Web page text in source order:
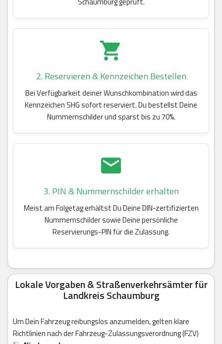
2. Reservieren & Kennzeichen Bestellen
Bei Verfügbarkeit deiner Wunschkombination wird das
Kennzeichen SHG sofort reserviert. Du bestellst Deine
Nummernschilder und sparst bis zu 70%.
3. PIN & Nummernschilder erhalten
Meist am Folgetag erhältst Du Deine DIN-zertifizierten
Nummernschilder sowie Deine persönliche
Reservierungs-PIN für die Zulassung.
Lokale Vorgaben & Straßenverkehrsämter für
Landkreis Schaumburg
Um Dein Fahrzeug reibungslos anzumelden, gelten klare
Richtlinien nach der Fahrzeug-Zulassungsverordnung (FZV)